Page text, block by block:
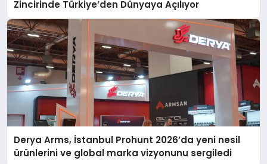
Zincirinde Türkiye’den Dünyaya Açılıyor
Derya Arms, İstanbul Prohunt 2026’da yeni nesil
ürünlerini ve global marka vizyonunu sergiledi